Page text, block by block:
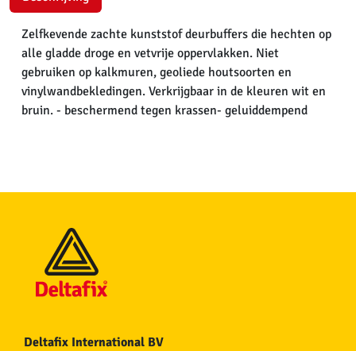
Zelfkevende zachte kunststof deurbuffers die hechten op
alle gladde droge en vetvrije oppervlakken. Niet
gebruiken op kalkmuren, geoliede houtsoorten en
vinylwandbekledingen. Verkrijgbaar in de kleuren wit en
bruin. - beschermend tegen krassen- geluiddempend
Deltafix International BV